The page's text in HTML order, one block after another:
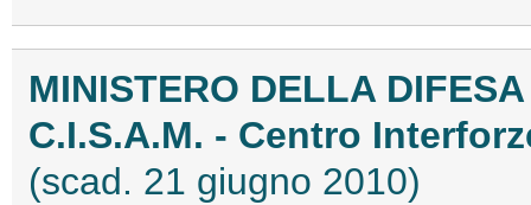
MINISTERO DELLA DIFESA
C.I.S.A.M. - Centro
(scad. 21 giugno 2010)